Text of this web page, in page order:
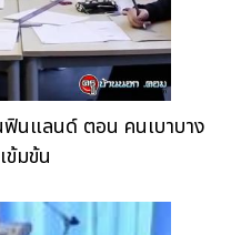
ฟินแลนด์ ตอน คนเบาบาง
มข้น